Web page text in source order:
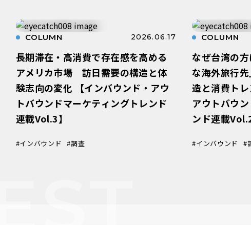
COLUMN 2026.06.17
長期滞在・高消費で存在感を高める
アメリカ市場 訪日需要の構造と体
験志向の変化 【インバウンド・アウ
トバウンドマーケティングトレンド
連載Vol.3】
#インバウンド #調査
COLUMN
なぜ台湾の
な海外旅行
造と消費ト
アウトバウ
ンド連載Vol.2
#インバウンド #